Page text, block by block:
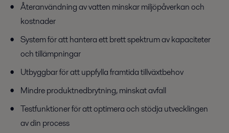
Återanvändning av vatten minskar miljöpåverkan och
kostnader
System för att hantera ett brett spektrum av kapaciteter
och tillämpningar
Utbyggbar för att uppfylla framtida tillväxtbehov
Mindre produktnedbrytning, minskat avfall
Testfunktioner för att optimera och stödja utvecklingen
av din process